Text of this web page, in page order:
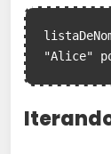
"Alice"